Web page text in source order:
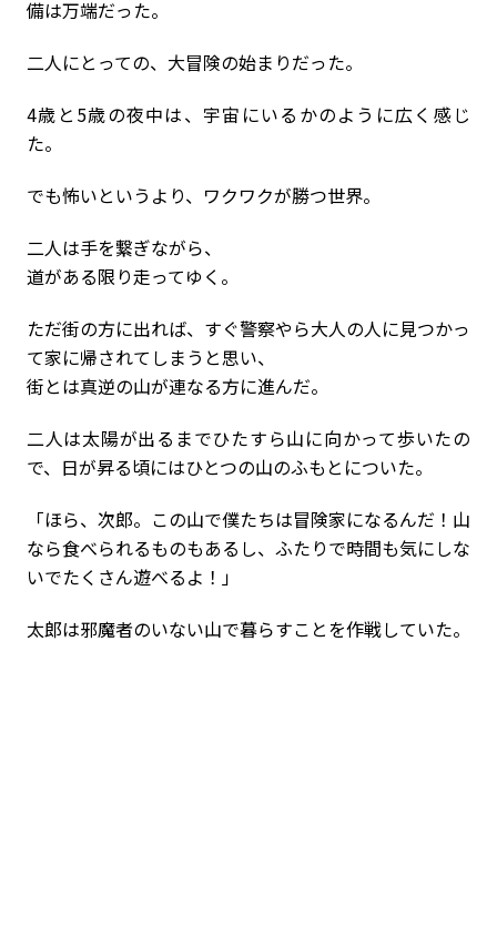
備は万端だった。
二人にとっての、大冒険の始まりだった。
4歳と5歳の夜中は、宇宙にいるかのように広く感じ
た。
でも怖いというより、ワクワクが勝つ世界。
二人は手を繋ぎながら、
道がある限り走ってゆく。
ただ街の方に出れば、すぐ警察やら大人の人に見つかっ
て家に帰されてしまうと思い、
街とは真逆の山が連なる方に進んだ。
二人は太陽が出るまでひたすら山に向かって歩いたの
で、日が昇る頃にはひとつの山のふもとについた。
「ほら、次郎。この山で僕たちは冒険家になるんだ！山
なら食べられるものもあるし、ふたりで時間も気にしな
いでたくさん遊べるよ！」
太郎は邪魔者のいない山で暮らすことを作戦していた。